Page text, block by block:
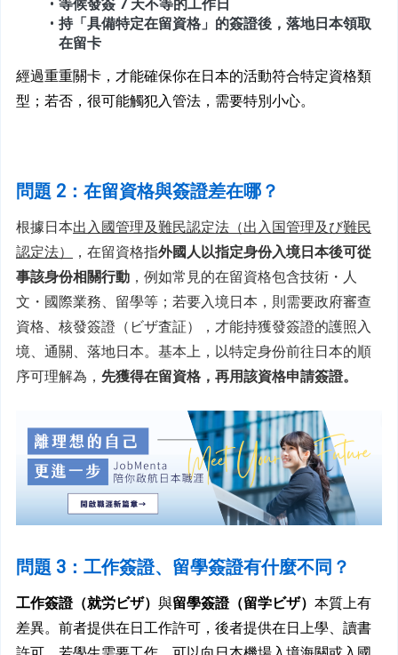
等候發簽 7 天不等的工作日
持「具備特定在留資格」的簽證後，落地日本領取
在留卡
經過重重關卡，才能確保你在日本的活動符合特定資格類
型；若否，很可能觸犯入管法，需要特別小心。
問題 2：在留資格與簽證差在哪？
根據日本出入國管理及難民認定法（出入国管理及び難民
認定法）
，在留資格指外國人以指定身份入境日本後可從
事該身份相關行動 ，例如常見的在留資格包含技術・人
文・國際業務、留學等；若要入境日本，則需要政府審查
資格、核發簽證（ビザ査証），才能持獲發簽證的護照入
境、通關、落地日本。基本上，以特定身份前往日本的順
序可理解為， 先獲得在留資格，再用該資格申請簽證。
問題 3：工作簽證、留學簽證有什麼不同？
工作簽證（就労ビザ） 與留學簽證（留学ビザ） 本質上有
差異。前者提供在日工作許可，後者提供在日上學、讀書